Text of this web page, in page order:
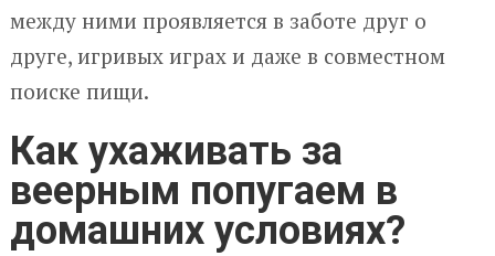
между ними проявляется в заботе друг о
друге, игривых играх и даже в совместном
поиске пищи.
Как ухаживать за
веерным попугаем в
домашних условиях?